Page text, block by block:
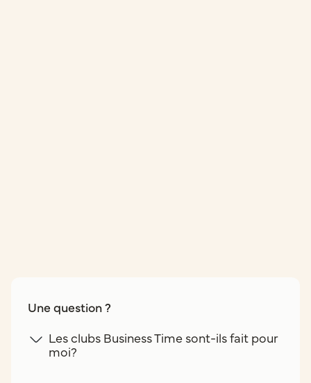
Une question ?
Les clubs Business Time sont-ils fait pour
moi?